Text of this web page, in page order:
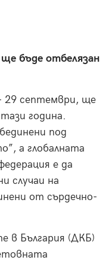
бъде отбелязан
29 септември, ще
година.
под
а глобалната
е да
случаи на
от сърдечно-
в България (ДКБ)